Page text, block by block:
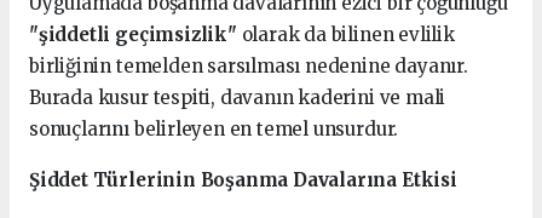
"şiddetli geçimsizlik" olarak da bilinen evlilik
birliğinin temelden sarsılması nedenine dayanır.
Burada kusur tespiti, davanın kaderini ve mali
sonuçlarını belirleyen en temel unsurdur.
Şiddet Türlerinin Boşanma Davalarına Etkisi